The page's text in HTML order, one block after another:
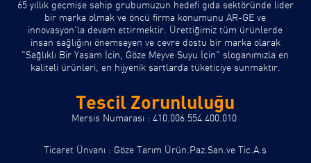
65 yıllık geçmişe sahip grubumuzun hedefi gıda sektöründe lider
bir marka olmak ve öncü firma konumunu AR-GE ve
innovasyon'la devam ettirmektir. Ürettiğimiz tüm ürünlerde
insan sağlığını önemseyen ve çevre dostu bir marka olarak
"Sağlıklı Bir Yaşam İçin, Göze Meyve Suyu İçin" sloganımızla en
kaliteli ürünleri, en hijyenik şartlarda tüketiciye sunmaktır.
Tescil Zorunluluğu
Mersis Numarası : 410.006.554.400.010
Ticaret Ünvanı : Göze Tarım Ürün.Paz.San.ve Tic.A.ş